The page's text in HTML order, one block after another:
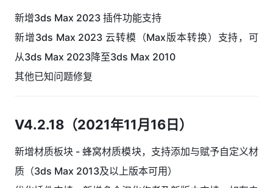
新增3ds Max 2023 插件功能支持
新增3ds Max 2023 云转模（Max版本转换）支持，可
从3ds Max 2023降至3ds Max 2010
其他已知问题修复
V4.2.18（2021年11月16日）
新增材质板块 - 蜂窝材质模块，支持添加与赋予自定义材
质（3ds Max 2013及以上版本可用）